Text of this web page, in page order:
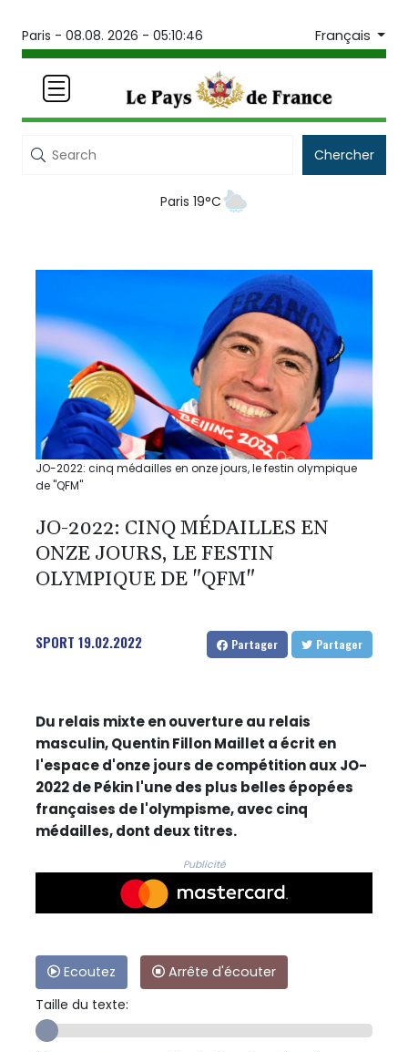
Paris - 08.08. 2026 - 05:10:46 Français
Chercher
Paris 19°C
JO-2022: cinq médailles en onze jours, le festin olympique
de "QFM"
JO-2022: CINQ MÉDAILLES EN
ONZE JOURS, LE FESTIN
OLYMPIQUE DE "QFM"
SPORT 19.02.2022 Partager Partager
Du relais mixte en ouverture au relais
masculin, Quentin Fillon Maillet a écrit en
l'espace d'onze jours de compétition aux JO-
2022 de Pékin l'une des plus belles épopées
françaises de l'olympisme, avec cinq
médailles, dont deux titres.
Publicité
Ecoutez
Arrête d'écouter
Taille du texte: